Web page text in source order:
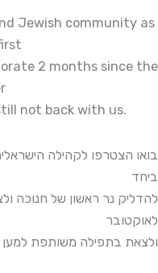
Jewish community as
2 months since the
not back with us.
בואו הצטרפו לקהילה
ביחד
לאוקטובר
ולצאת בתפילה משותפת למען